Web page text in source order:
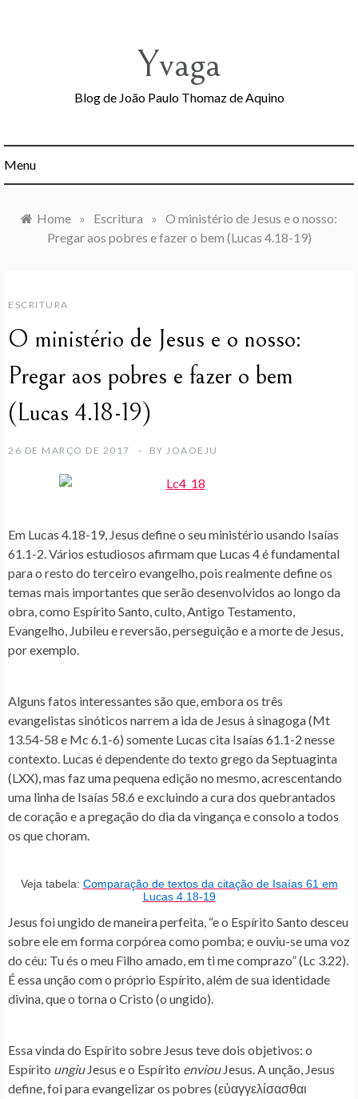
Yvaga
Blog de João Paulo Thomaz de Aquino
Menu
Home » Escritura » O ministério de Jesus e o nosso:
Pregar aos pobres e fazer o bem (Lucas 4.18-19)
ESCRITURA
O ministério de Jesus e o nosso:
Pregar aos pobres e fazer o bem
(Lucas 4.18-19)
26 DE MARÇO DE 2017 BY JOAOEJU
Em Lucas 4.18-19, Jesus define o seu ministério usando Isaías
61.1-2. Vários estudiosos afirmam que Lucas 4 é fundamental
para o resto do terceiro evangelho, pois realmente define os
temas mais importantes que serão desenvolvidos ao longo da
obra, como Espírito Santo, culto, Antigo Testamento,
Evangelho, Jubileu e reversão, perseguição e a morte de Jesus,
por exemplo.
Alguns fatos interessantes são que, embora os três
evangelistas sinóticos narrem a ida de Jesus à sinagoga (Mt
13.54-58 e Mc 6.1-6) somente Lucas cita Isaías 61.1-2 nesse
contexto. Lucas é dependente do texto grego da Septuaginta
(LXX), mas faz uma pequena edição no mesmo, acrescentando
uma linha de Isaías 58.6 e excluindo a cura dos quebrantados
de coração e a pregação do dia da vingança e consolo a todos
os que choram.
Veja tabela: Comparação de textos da citação de Isaías 61 em
Lucas 4.18-19
Jesus foi ungido de maneira perfeita, “e o Espírito Santo desceu
sobre ele em forma corpórea como pomba; e ouviu-se uma voz
do céu: Tu és o meu Filho amado, em ti me comprazo” (Lc 3.22).
É essa unção com o próprio Espírito, além de sua identidade
divina, que o torna o Cristo (o ungido).
Essa vinda do Espírito sobre Jesus teve dois objetivos: o
Espírito ungiuJesus e o Espírito enviouJesus. A unção, Jesus
define, foi para evangelizar os pobres (εὐαγγελίσασθαι